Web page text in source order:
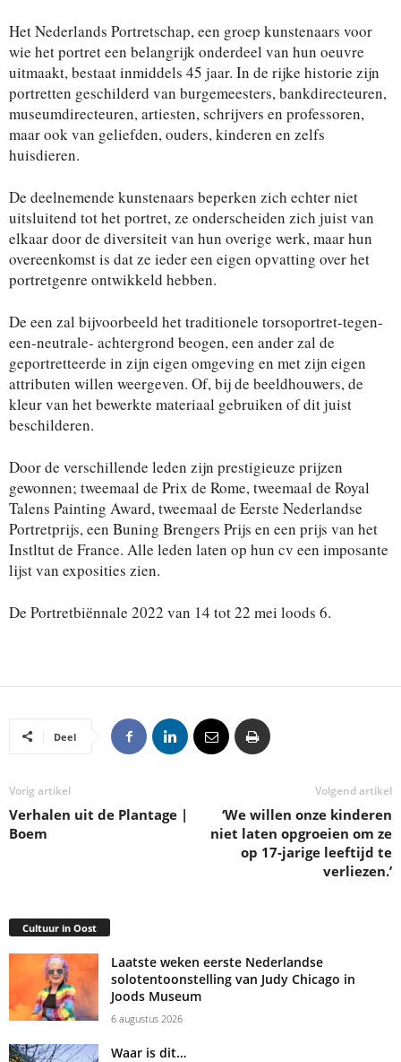
Het Nederlands Portretschap, een groep kunstenaars voor
wie het portret een belangrijk onderdeel van hun oeuvre
uitmaakt, bestaat inmiddels 45 jaar. In de rijke historie zijn
portretten geschilderd van burgemeesters, bankdirecteuren,
museumdirecteuren, artiesten, schrijvers en professoren,
maar ook van geliefden, ouders, kinderen en zelfs
huisdieren.
De deelnemende kunstenaars beperken zich echter niet
uitsluitend tot het portret, ze onderscheiden zich juist van
elkaar door de diversiteit van hun overige werk, maar hun
overeenkomst is dat ze ieder een eigen opvatting over het
portretgenre ontwikkeld hebben.
De een zal bijvoorbeeld het traditionele torsoportret-tegen-
een-neutrale- achtergrond beogen, een ander zal de
geportretteerde in zijn eigen omgeving en met zijn eigen
attributen willen weergeven. Of, bij de beeldhouwers, de
kleur van het bewerkte materiaal gebruiken of dit juist
beschilderen.
Door de verschillende leden zijn prestigieuze prijzen
gewonnen; tweemaal de Prix de Rome, tweemaal de Royal
Talens Painting Award, tweemaal de Eerste Nederlandse
Portretprijs, een Buning Brengers Prijs en een prijs van het
Instltut de France. Alle leden laten op hun cv een imposante
lijst van exposities zien.
De Portretbiënnale 2022 van 14 tot 22 mei loods 6.
Deel
Vorig artikel
Verhalen uit de Plantage |
Boem
Volgend artikel
‘We willen onze kinderen
niet laten opgroeien om ze
op 17-jarige leeftijd te
verliezen.’
Cultuur in Oost
Laatste weken eerste Nederlandse
solotentoonstelling van Judy Chicago in
Joods Museum
6 augustus 2026
Waar is dit…